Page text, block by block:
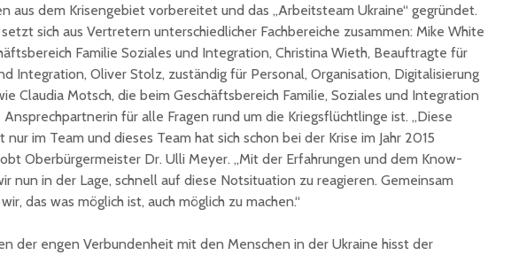
aus dem Krisengebiet vorbereitet und das „Arbeitsteam Ukraine“ gegründet.
sich aus Vertretern unterschiedlicher Fachbereiche zusammen: Mike White
Familie Soziales und Integration, Christina Wieth, Beauftragte für
Integration, Oliver Stolz, zuständig für Personal, Organisation, Digitalisierung
Claudia Motsch, die beim Geschäftsbereich Familie, Soziales und Integration
für alle Fragen rund um die Kriegsflüchtlinge ist. „Diese
nur im Team und dieses Team hat sich schon bei der Krise im Jahr 2015
Oberbürgermeister Dr. Ulli Meyer. „Mit der Erfahrungen und dem Know-
nun in der Lage, schnell auf diese Notsituation zu reagieren. Gemeinsam
das was möglich ist, auch möglich zu machen.“
der engen Verbundenheit mit den Menschen in der Ukraine hisst der
Eisen Quirin: Ein Stück
St. Ingberter
Handelsgeschichte
feiert
in